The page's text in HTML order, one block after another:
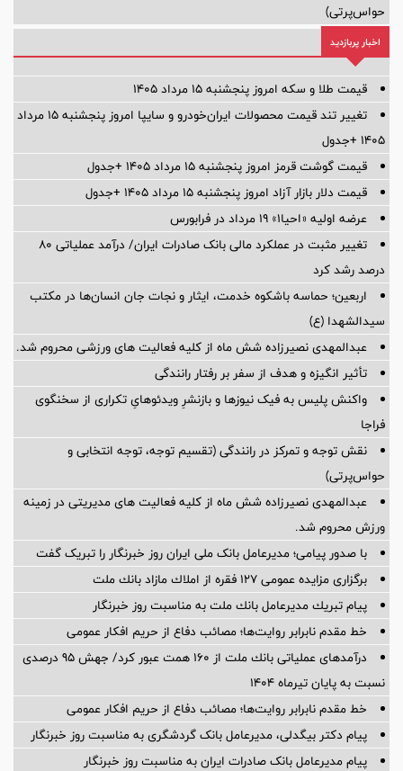
حواس‌پرتی)
اخبار پربازدید
قیمت طلا و سکه امروز پنجشنبه ۱۵ مرداد ۱۴۰۵
تغییر تند قیمت محصولات ایران‌خودرو و سایپا امروز پنجشنبه ۱۵ مرداد
۱۴۰۵ +جدول
قیمت گوشت قرمز امروز پنجشنبه ۱۵ مرداد ۱۴۰۵ +جدول
قیمت دلار بازار آزاد امروز پنجشنبه ۱۵ مرداد ۱۴۰۵ +جدول
عرضه اولیه «احیا۱» ۱۹ مرداد در فرابورس
تغییر مثبت در عملکرد مالی بانک صادرات ایران/ درآمد عملیاتی 80
درصد رشد کرد
اربعین؛ حماسه باشکوه خدمت، ایثار و نجات جان انسان‌ها در مکتب
سیدالشهدا (ع)
عبدالمهدی نصیرزاده شش ماه از کلیه فعالیت های ورزشی محروم شد.
تأثیر انگیزه و هدف از سفر بر رفتار رانندگی
واکنش پلیس به فیک نیوزها و بازنشرِ ویدئوهایِ تکراری از سخنگوی
فراجا
نقش توجه و تمرکز در رانندگی (تقسیم توجه، توجه انتخابی و
حواس‌پرتی)
عبدالمهدی نصیرزاده شش ماه از کلیه فعالیت های مدیریتی در زمینه
ورزش محروم شد.
با صدور پیامی؛ مدیرعامل بانک ملی ایران روز خبرنگار را تبریک گفت
برگزاری مزایده عمومی 127 فقره از املاك مازاد بانك ملت
پیام تبریك مدیرعامل بانك ملت به مناسبت روز خبرنگار
خط مقدم نابرابر روایت‌ها؛ مصائب دفاع از حریم افکار عمومی
درآمدهای عملیاتی بانك ملت از 160 همت عبور كرد/ جهش 95 درصدی
نسبت به پایان تیرماه 1404
خط مقدم نابرابر روایت‌ها؛ مصائب دفاع از حریم افکار عمومی
پیام دکتر بیگدلی، مدیرعامل بانک گردشگری به مناسبت روز خبرنگار
پیام مدیرعامل بانک صادرات ایران به مناسبت روز خبرنگار